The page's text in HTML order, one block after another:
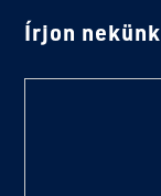
Írjon nekünk